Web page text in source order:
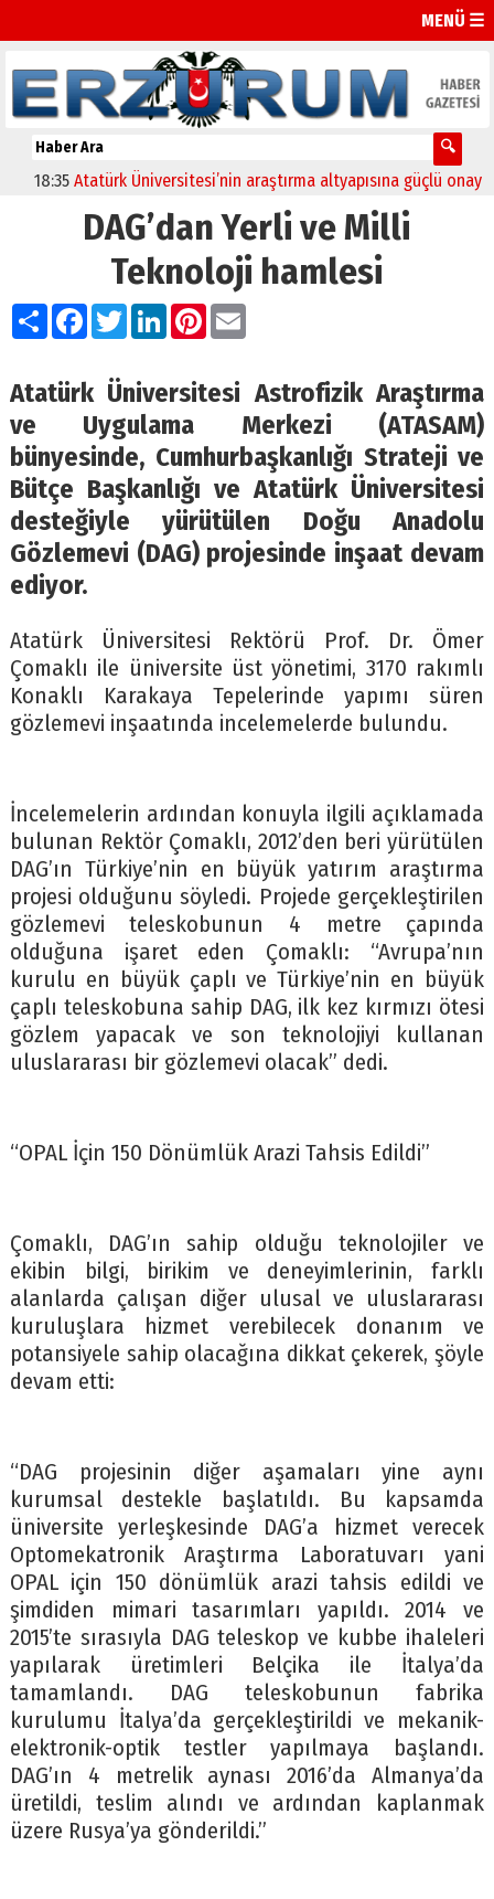
MENÜ ☰
Atatürk Üniversitesi’nin araştırma altyapısına güçlü onay
DAG’dan Yerli ve Milli
Teknoloji hamlesi
PaylaşFacebook
TwitterLinkedIn
Pinterest
Email
Atatürk Üniversitesi Astrofizik Araştırma
ve Uygulama Merkezi (ATASAM)
bünyesinde, Cumhurbaşkanlığı Strateji ve
Bütçe Başkanlığı ve Atatürk Üniversitesi
desteğiyle yürütülen Doğu Anadolu
Gözlemevi (DAG) projesinde inşaat devam
ediyor.
Atatürk Üniversitesi Rektörü Prof. Dr. Ömer
Çomaklı ile üniversite üst yönetimi, 3170 rakımlı
Konaklı Karakaya Tepelerinde yapımı süren
gözlemevi inşaatında incelemelerde bulundu.
İncelemelerin ardından konuyla ilgili açıklamada
bulunan Rektör Çomaklı, 2012’den beri yürütülen
DAG’ın Türkiye’nin en büyük yatırım araştırma
projesi olduğunu söyledi. Projede gerçekleştirilen
gözlemevi teleskobunun 4 metre çapında
olduğuna işaret eden Çomaklı: “Avrupa’nın
kurulu en büyük çaplı ve Türkiye’nin en büyük
çaplı teleskobuna sahip DAG, ilk kez kırmızı ötesi
gözlem yapacak ve son teknolojiyi kullanan
uluslararası bir gözlemevi olacak” dedi.
“OPAL İçin 150 Dönümlük Arazi Tahsis Edildi”
Çomaklı, DAG’ın sahip olduğu teknolojiler ve
ekibin bilgi, birikim ve deneyimlerinin, farklı
alanlarda çalışan diğer ulusal ve uluslararası
kuruluşlara hizmet verebilecek donanım ve
potansiyele sahip olacağına dikkat çekerek, şöyle
devam etti:
“DAG projesinin diğer aşamaları yine aynı
kurumsal destekle başlatıldı. Bu kapsamda
üniversite yerleşkesinde DAG’a hizmet verecek
Optomekatronik Araştırma Laboratuvarı yani
OPAL için 150 dönümlük arazi tahsis edildi ve
şimdiden mimari tasarımları yapıldı. 2014 ve
2015’te sırasıyla DAG teleskop ve kubbe ihaleleri
yapılarak üretimleri Belçika ile İtalya’da
tamamlandı. DAG teleskobunun fabrika
kurulumu İtalya’da gerçekleştirildi ve mekanik-
elektronik-optik testler yapılmaya başlandı.
DAG’ın 4 metrelik aynası 2016’da Almanya’da
üretildi, teslim alındı ve ardından kaplanmak
üzere Rusya’ya gönderildi.”